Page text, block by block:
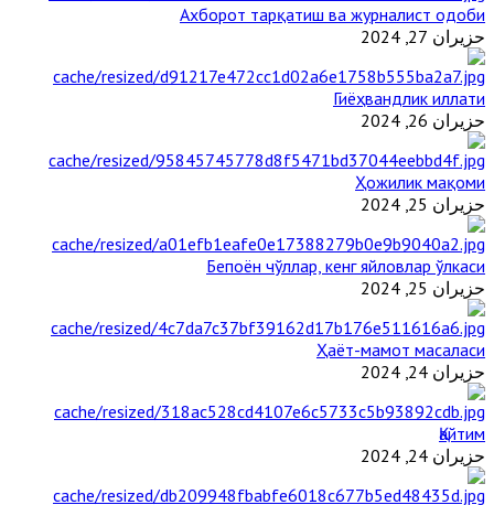
Ахборот тарқатиш ва журналист одоби
حزيران 27, 2024
Гиёҳвандлик иллати
حزيران 26, 2024
Ҳожилик мақоми
حزيران 25, 2024
Бепоён чўллар, кенг яйловлар ўлкаси
حزيران 25, 2024
Ҳаёт-мамот масаласи
حزيران 24, 2024
Қайтим
حزيران 24, 2024